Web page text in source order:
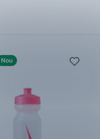
Nou